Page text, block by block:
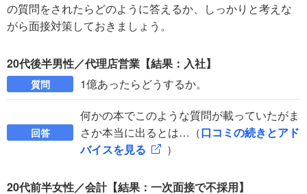
の質問をされたらどのように答えるか、しっかりと考えな
がら面接対策しておきましょう。
20代後半男性／代理店営業【結果：入社】
質問 1億あったらどうするか。
回答
何かの本でこのような質問が載っていたがま
さか本当に出るとは…（口コミの続きとアド
バイスを見る
）
20代前半女性／会計【結果：一次面接で不採用】